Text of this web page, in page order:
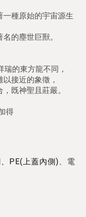
種原始的宇宙源生
的塵世巨獸。
的東方龍不同，
接近的象徵，
既神聖且莊嚴。
得
PE(上蓋內側)、 電